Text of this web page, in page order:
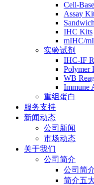
Cell-
Assay
IHC Kits
mIHC/
实验试剂
IHC-IF
Polymer
WB
Immune
重组蛋白
服务支持
新闻动态
公司新闻
市场动态
关于我们
公司简介
公司简
简介五